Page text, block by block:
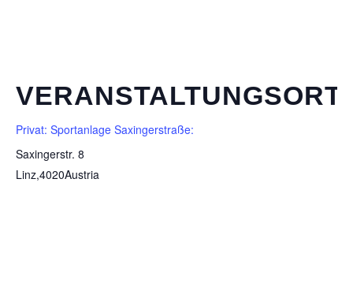
VERANSTALTUNGSORT
Privat: Sportanlage Saxingerstraße:
Saxingerstr. 8
Linz,4020Austria